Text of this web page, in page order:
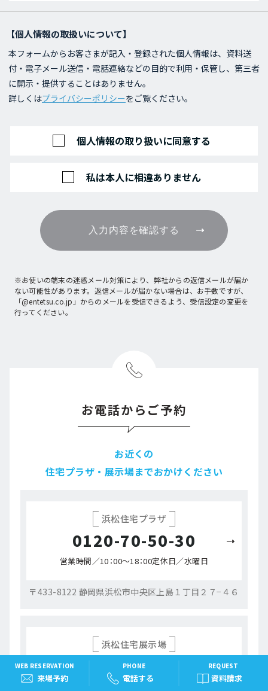
WEB RESERVATION
来場予約
REQUEST
資料請求
PHONE
電話する
【個人情報の取扱いについて】
本フォームからお客さまが記入・登録された個人情報は、資料送
付・電子メール送信・電話連絡などの目的で利用・保管し、第三者
に開示・提供することはありません。
詳しくはプライバシーポリシーをご覧ください。
個人情報の取り扱いに同意する
私は本人に相違ありません
入力内容を確認する
※お使いの端末の迷惑メール対策により、弊社からの返信メールが届か
ない可能性があります。返信メールが届かない場合は、お手数ですが、
「@entetsu.co.jp」からのメールを受信できるよう、受信設定の変更を
行ってください。
お電話からご予約
お近くの
住宅プラザ・展示場までおかけください
浜松住宅プラザ
0120-70-50-30
営業時間／10：00～18：00定休日／水曜日
〒433-8122 静岡県浜松市中央区上島１丁目２７−４６
浜松住宅展示場
0120-052-505
営業時間／10：00～18：00 定休日／火・水曜日